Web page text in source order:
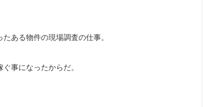
ある物件の現場調査の仕事。
事になったからだ。